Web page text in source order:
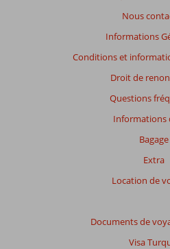
Nous
Informations
Conditions et
Droit de
Questions
Informations
Bagage
Extra
Location de
Documents de
Visa